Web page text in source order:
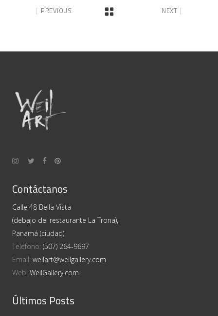
PREVIOUS NEXT
Contáctanos
Calle 48 Bella Vista
(debajo del restaurante La Trona),
Panamá (ciudad)
Teléfono: (507) 264-9697
Email: weilart@weilgallery.com
Web: WeilGallery.com
Últimos Posts